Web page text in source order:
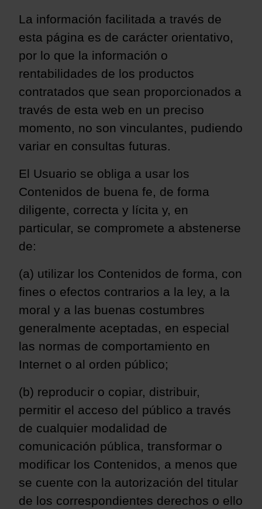
La información facilitada a través de
esta página es de carácter orientativo,
por lo que la información o
rentabilidades de los productos
contratados que sean proporcionados a
través de esta web en un preciso
momento, no son vinculantes, pudiendo
variar en consultas futuras.
El Usuario se obliga a usar los
Contenidos de buena fe, de forma
diligente, correcta y lícita y, en
particular, se compromete a abstenerse
de:
(a) utilizar los Contenidos de forma, con
fines o efectos contrarios a la ley, a la
moral y a las buenas costumbres
generalmente aceptadas, en especial
las normas de comportamiento en
Internet o al orden público;
(b) reproducir o copiar, distribuir,
permitir el acceso del público a través
de cualquier modalidad de
comunicación pública, transformar o
modificar los Contenidos, a menos que
se cuente con la autorización del titular
de los correspondientes derechos o ello